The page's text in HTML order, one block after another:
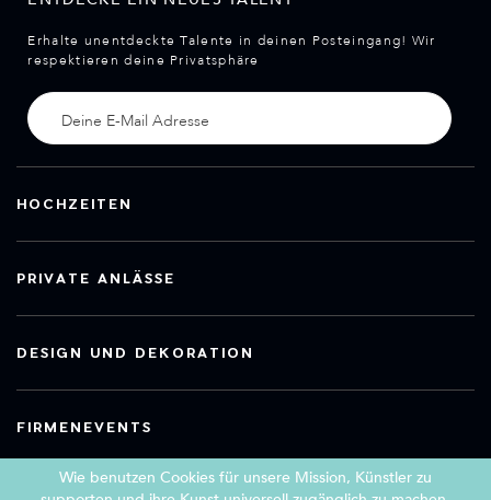
Erhalte unentdeckte Talente in deinen Posteingang! Wir
respektieren deine Privatsphäre
HOCHZEITEN
PRIVATE ANLÄSSE
DESIGN UND DEKORATION
FIRMENEVENTS
Wie benutzen Cookies für unsere Mission, Künstler zu